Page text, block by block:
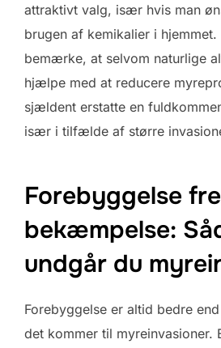
attraktivt valg, især hvis man
brugen af kemikalier i
bemærke, at selvom naturlige
hjælpe med at reducere
sjældent erstatte en
især i tilfælde af større
Forebyggelse
bekæmpelse:
undgår du
Forebyggelse er altid bedre
det kommer til myreinvasioner.